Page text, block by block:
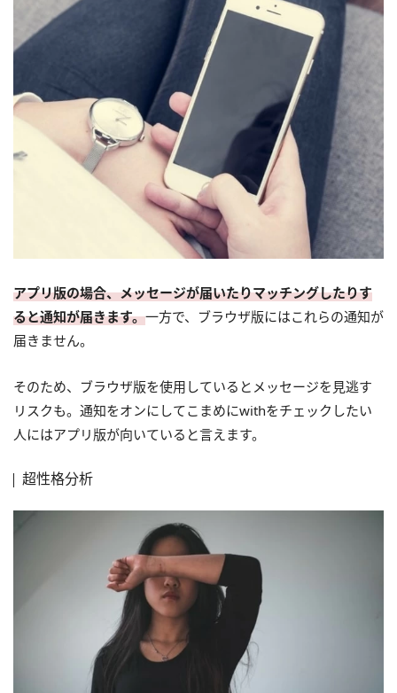
アプリ版の場合、メッセージが届いたりマッチングしたりす
ると通知が届きます。一方で、ブラウザ版にはこれらの通知が
届きません。
そのため、ブラウザ版を使用しているとメッセージを見逃す
リスクも。通知をオンにしてこまめにwithをチェックしたい
人にはアプリ版が向いていると言えます。
超性格分析